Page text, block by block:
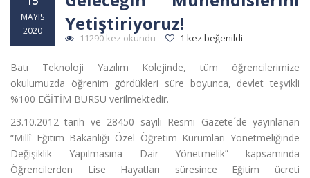
MAYIS
2020
Yetiştiriyoruz!
11290 kez okundu 1 kez beğenildi
Batı Teknoloji Yazılım Kolejinde, tüm öğrencilerimize
okulumuzda öğrenim gördükleri süre boyunca, devlet teşvikli
%100 EĞİTİM BURSU verilmektedir.
23.10.2012 tarih ve 28450 sayılı Resmi Gazete´de yayınlanan
“Millî Eğitim Bakanlığı Özel Öğretim Kurumları Yönetmeliğinde
Değişiklik Yapılmasına Dair Yönetmelik” kapsamında
Öğrencilerden Lise Hayatları süresince Eğitim ücreti